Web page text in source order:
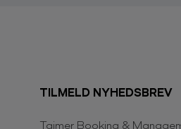
TILMELD NYHEDSBREV
Tajmer Booking &